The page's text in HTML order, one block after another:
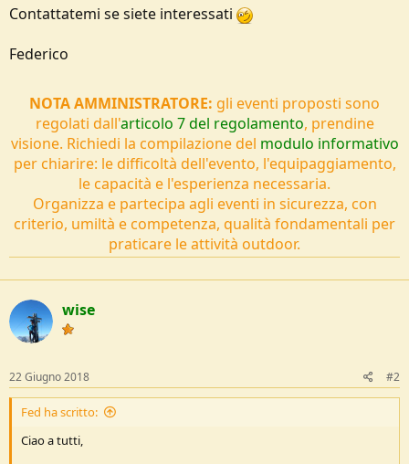
Contattatemi se siete interessati
Federico
NOTA AMMINISTRATORE: gli eventi proposti sono
regolati dall'articolo 7 del regolamento, prendine
visione. Richiedi la compilazione del modulo informativo
per chiarire: le difficoltà dell'evento, l'equipaggiamento,
le capacità e l'esperienza necessaria.
Organizza e partecipa agli eventi in sicurezza, con
criterio, umiltà e competenza, qualità fondamentali per
praticare le attività outdoor.
wise
22 Giugno 2018 #2
Fed ha scritto:
Ciao a tutti,